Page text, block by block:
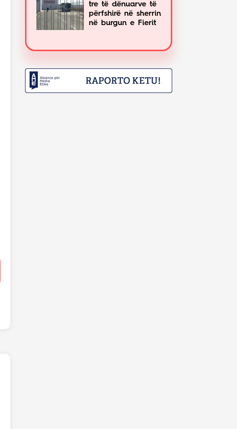
tre të dënuarve të
përfshirë në sherrin
në burgun e Fierit